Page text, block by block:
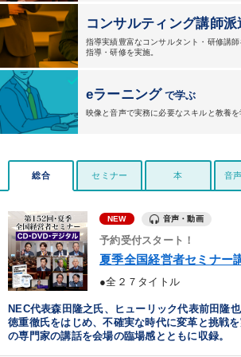
コンサルティング講師派
指導実績豊富なコンサルタント・研修講
指導・研修を実施。
eラーニング で学ぶ
映像と音声で実務に必要なスキルと教養
総合 セミナー 本 音
NEW 音声・動画
予約受付スタート！
夏季全国経営者セミナー
●全２７タイトル
NEC代表森田隆之氏、ヒューリック代表前田隆
徳重徹氏をはじめ、不確実な時代に変革と挑戦
の専門家の講話を会場の臨場感とともに収録。